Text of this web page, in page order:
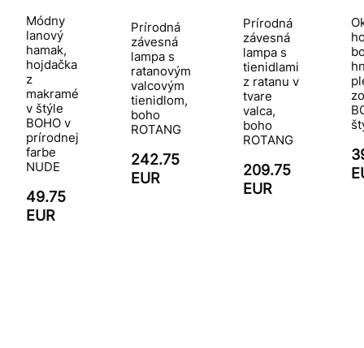
Módny
lanový
hamak,
hojdačka
z
makramé
v štýle
BOHO v
prírodnej
farbe
NUDE
49.75
EUR
Prírodná
závesná
lampa s
ratanovým
valcovým
tienidlom,
boho
ROTANG
242.75
EUR
Prírodná
závesná
lampa s
tienidlami
z ratanu v
tvare
valca,
boho
ROTANG
209.75
EUR